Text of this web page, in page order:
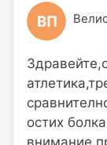
ВП
остих